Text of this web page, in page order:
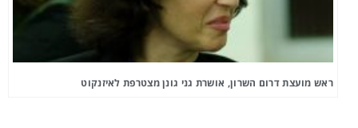
ראש מועצת דרום השרון, אושרת גני גונן מצטרפת לאיזנקוט